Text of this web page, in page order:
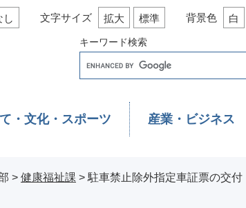
キーワード検索
し 文字サイズ 拡大 標準 背景色 白
・文化・スポーツ 産業・ビジネス
> 健康福祉課 > 駐車禁止除外指定車証票の交付